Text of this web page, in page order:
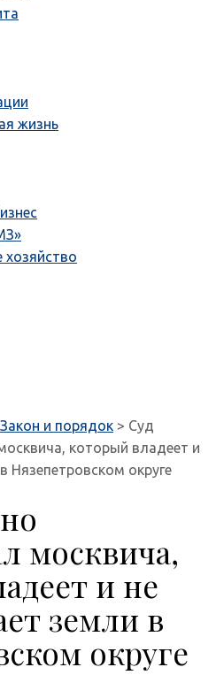
жизнь
хозяйство
Закон и порядок > Суд
который владеет и
Нязепетровском округе
москвича,
и не
земли в
округе